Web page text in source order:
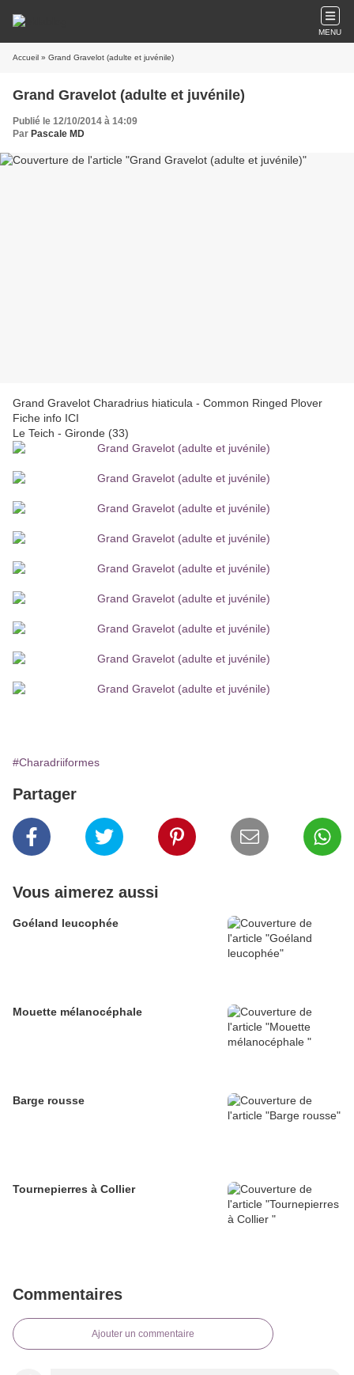
MENU
Accueil » Grand Gravelot (adulte et juvénile)
Grand Gravelot (adulte et juvénile)
Publié le 12/10/2014 à 14:09
Par Pascale MD
Grand Gravelot Charadrius hiaticula - Common Ringed Plover
Fiche info ICI
Le Teich - Gironde (33)
#Charadriiformes
Partager
Vous aimerez aussi
Goéland leucophée
Mouette mélanocéphale
Barge rousse
Tournepierres à Collier
Commentaires
Ajouter un commentaire